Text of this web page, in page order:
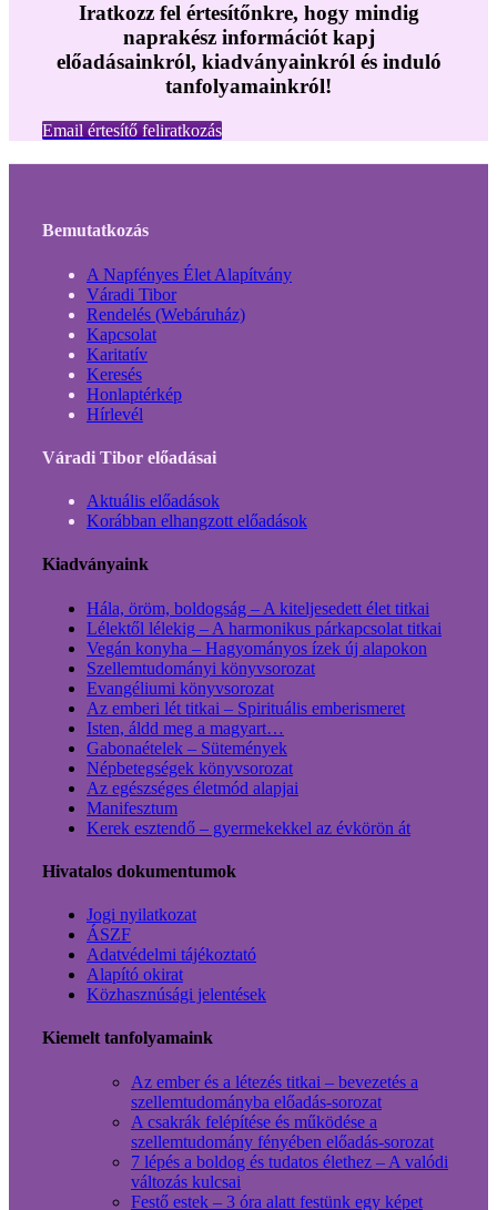
Iratkozz fel értesítőnkre, hogy mindig
naprakész információt kapj
előadásainkról, kiadványainkról és induló
tanfolyamainkról!
Email értesítő feliratkozás
Bemutatkozás
A Napfényes Élet Alapítvány
Váradi Tibor
Rendelés (Webáruház)
Kapcsolat
Karitatív
Keresés
Honlaptérkép
Hírlevél
Váradi Tibor előadásai
Aktuális előadások
Korábban elhangzott előadások
Kiadványaink
Hála, öröm, boldogság – A kiteljesedett élet titkai
Lélektől lélekig – A harmonikus párkapcsolat titkai
Vegán konyha – Hagyományos ízek új alapokon
Szellemtudományi könyvsorozat
Evangéliumi könyvsorozat
Az emberi lét titkai – Spirituális emberismeret
Isten, áldd meg a magyart…
Gabonaételek – Sütemények
Népbetegségek könyvsorozat
Az egészséges életmód alapjai
Manifesztum
Kerek esztendő – gyermekekkel az évkörön át
Hivatalos dokumentumok
Jogi nyilatkozat
ÁSZF
Adatvédelmi tájékoztató
Alapító okirat
Közhasznúsági jelentések
Kiemelt tanfolyamaink
Az ember és a létezés titkai – bevezetés a
szellemtudományba előadás-sorozat
A csakrák felépítése és működése a
szellemtudomány fényében előadás-sorozat
7 lépés a boldog és tudatos élethez – A valódi
változás kulcsai
Festő estek – 3 óra alatt festünk egy képet